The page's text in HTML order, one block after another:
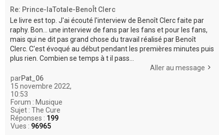
Re: Prince-laTotale-BenoÎt Clerc
Le livre est top. J'ai écouté l'interview de Benoît Clerc faite par
raphy. Bon... une interview de fans par les fans et pour les fans,
mais qui ne dit pas grand chose du travail réalisé par Benoît
Clerc. C'est évoqué au début pendant les premières minutes puis
plus rien. Combien se temps à t il pass...
Aller au message
parPat_06
15 novembre 2022,
10:53
Forum : Musique
Sujet : The Cure
Réponses : 199
Vues : 96965